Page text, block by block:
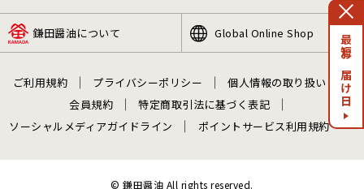
最短お届け日
鎌田醤油について Global Online Shop
ご利用規約 プライバシーポリシー
個人情報の取り扱い
会員規約
特定商取引法に基づく表記
ソーシャルメディアガイドライン
ポイントサービス利用規約
© 鎌田醤油 All rights reserved.